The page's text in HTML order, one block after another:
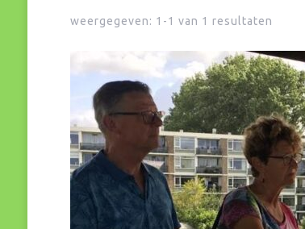
weergegeven: 1-1 van 1 resultaten